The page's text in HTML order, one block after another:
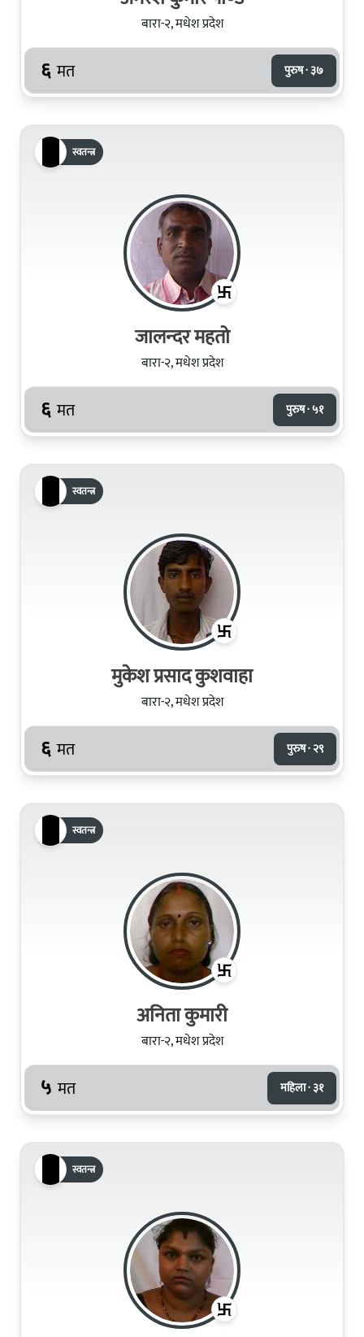
बारा-२, मधेश प्रदेश
६ मत पुरुष · ३७
स्वतन्त्र
जालन्‍दर महतो
बारा-२, मधेश प्रदेश
६ मत पुरुष · ५१
स्वतन्त्र
मुकेश प्रसाद कुशवाहा
बारा-२, मधेश प्रदेश
६ मत पुरुष · २९
स्वतन्त्र
अनिता कुमारी
बारा-२, मधेश प्रदेश
५ मत महिला · ३१
स्वतन्त्र